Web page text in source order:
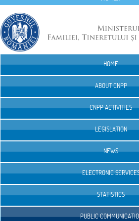
HOME
ABOUT CNPP
CNPP ACTIVITIES
LEGISLATION
NEWS
ELECTRONIC
STATISTICS
PUBLIC